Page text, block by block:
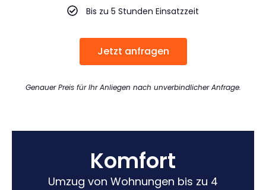
Bis zu 5 Stunden Einsatzzeit
Jetzt anfragen
Genauer Preis für Ihr Anliegen nach unverbindlicher Anfrage.
Komfort
Umzug von Wohnungen bis zu 4